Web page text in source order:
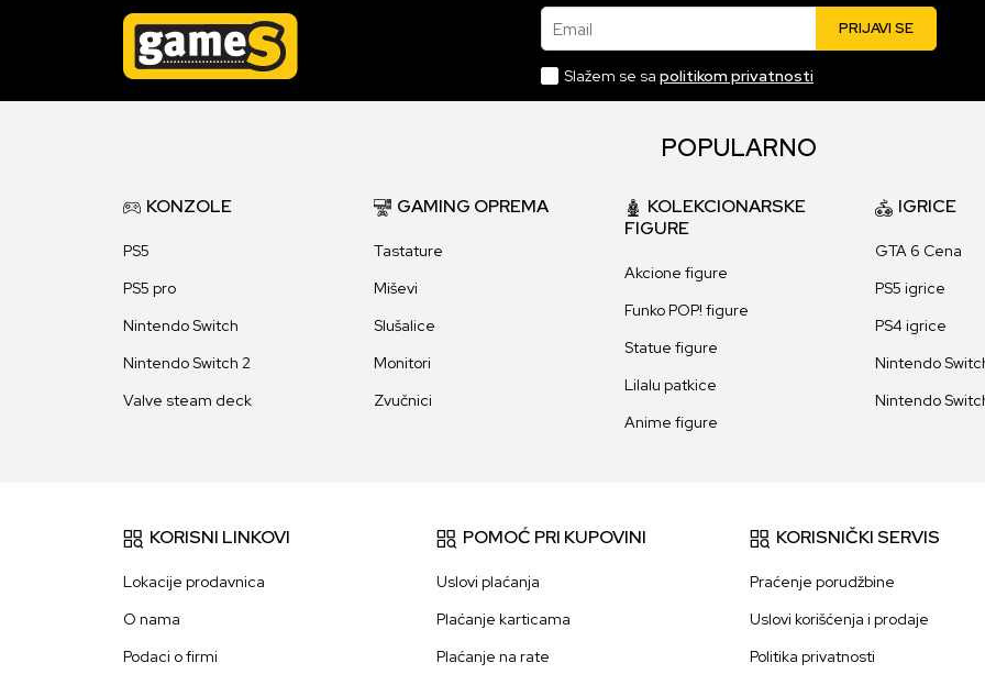
Email PRIJAVI SE
Slažem se sa politikom privatnosti
POPULARNO
KONZOLE
PS5
PS5 pro
Nintendo Switch
Nintendo Switch 2
Valve steam deck
GAMING OPREMA
Tastature
Miševi
Slušalice
Monitori
Zvučnici
KOLEKCIONARSKE
FIGURE
Akcione figure
Funko POP! figure
Statue figure
Lilalu patkice
Anime figure
IGRICE
GTA 6 Cena
PS5 igrice
PS4 igrice
Nintendo
Nintendo
KORISNI LINKOVI
Lokacije prodavnica
O nama
Podaci o firmi
POMOĆ PRI KUPOVINI
Uslovi plaćanja
Plaćanje karticama
Plaćanje na rate
KORISNIČKI SERVIS
Praćenje porudžbine
Uslovi korišćenja i prodaje
Politika privatnosti